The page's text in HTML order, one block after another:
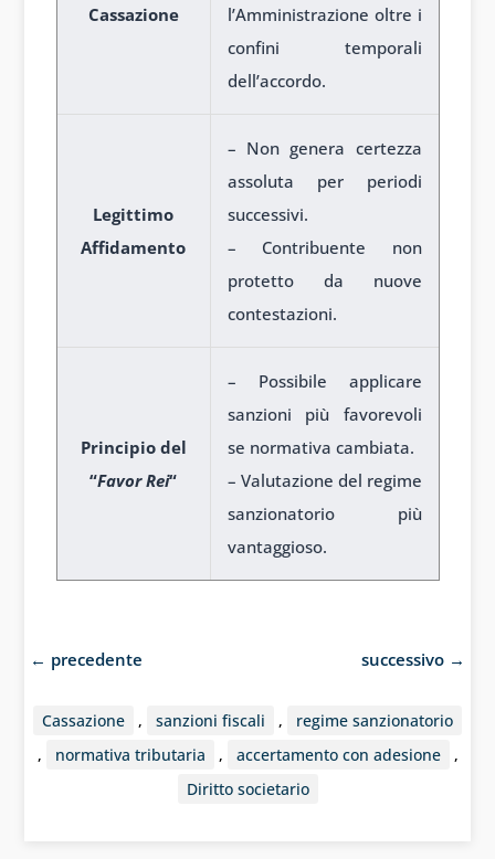
Cassazione
l’Amministrazione oltre i
confini temporali
dell’accordo.
Legittimo
Affidamento
– Non genera certezza
assoluta per periodi
successivi.
– Contribuente non
protetto da nuove
contestazioni.
Principio del
“Favor Rei“
– Possibile applicare
sanzioni più favorevoli
se normativa cambiata.
– Valutazione del regime
sanzionatorio più
vantaggioso.
← precedente successivo →
Cassazione , sanzioni fiscali ,
regime sanzionatorio
,
normativa tributaria , accertamento con adesione
,
Diritto societario